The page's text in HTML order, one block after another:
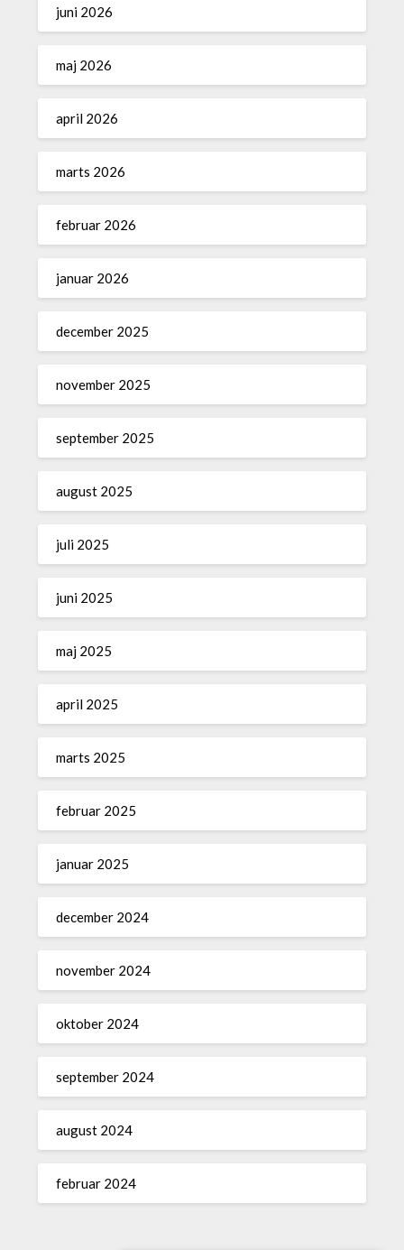
juni 2026
maj 2026
april 2026
marts 2026
februar 2026
januar 2026
december 2025
november 2025
september 2025
august 2025
juli 2025
juni 2025
maj 2025
april 2025
marts 2025
februar 2025
januar 2025
december 2024
november 2024
oktober 2024
september 2024
august 2024
februar 2024